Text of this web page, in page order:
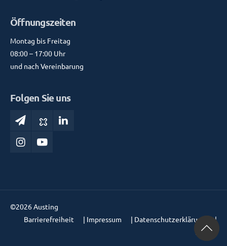
Öffnungszeiten
Montag bis Freitag
08:00 – 17:00 Uhr
und nach Vereinbarung
Folgen Sie uns
©2026 Austing
Barrierefreiheit
| Impressum | Datenschutzerklärung
|
AGB